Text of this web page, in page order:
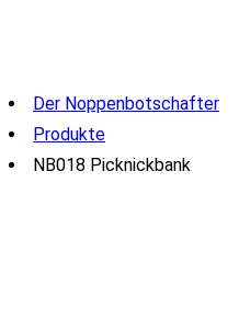
Der Noppenbotschafter
Produkte
NB018 Picknickbank